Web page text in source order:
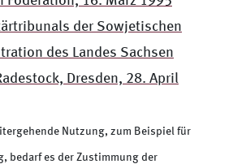
der Sowjetischen
des Landes Sachsen
Dresden, 28. April
Nutzung, zum Beispiel für
bedarf es der Zustimmung der